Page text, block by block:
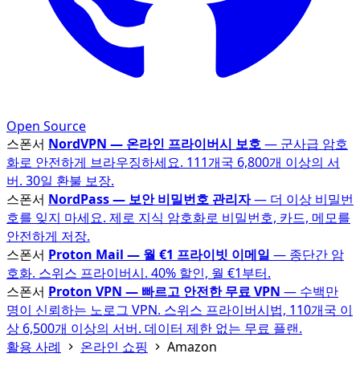
Open Source
스폰서 NordVPN — 온라인 프라이버시 보호— 군사급 암호
화로 안전하게 브라우징하세요. 111개국 6,800개 이상의 서
버. 30일 환불 보장.
스폰서 NordPass — 보안 비밀번호 관리자— 더 이상 비밀번
호를 잊지 마세요. 제로 지식 암호화로 비밀번호, 카드, 메모를
안전하게 저장.
스폰서 Proton Mail — 월 €1 프라이빗 이메일 — 종단간 암
호화. 스위스 프라이버시. 40% 할인, 월 €1부터.
스폰서 Proton VPN — 빠르고 안전한 무료 VPN — 수백만
명이 신뢰하는 노로그 VPN. 스위스 프라이버시법, 110개국 이
상 6,500개 이상의 서버. 데이터 제한 없는 무료 플랜.
활용 사례
온라인 쇼핑 Amazon